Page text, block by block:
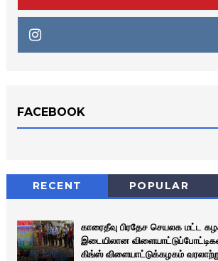
FACEBOOK
RECENT POPULAR
காரைதீவு பிரதேச செயலக மட்ட
இடையிலான
கிங்ஸ் விளையாட்டுக்கழகம்